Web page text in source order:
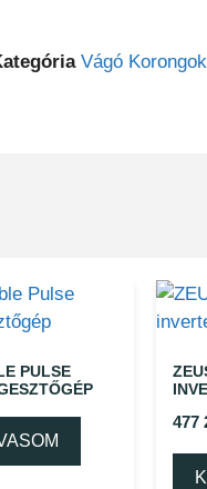
Vágó Korongok
PULSE
477